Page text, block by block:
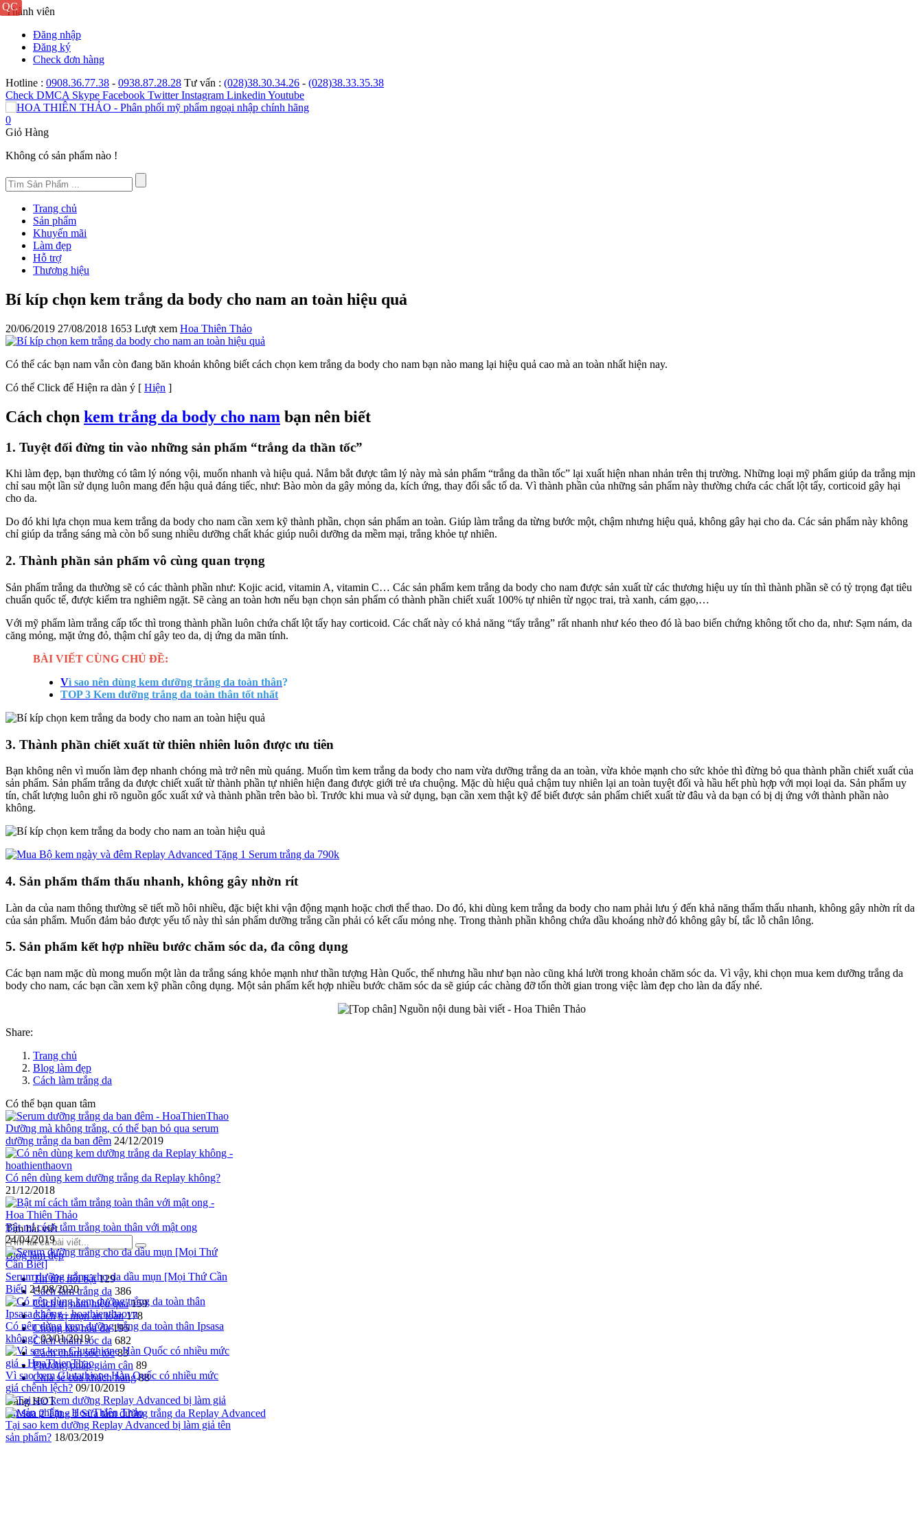
Thành viên
Đăng nhập
Đăng ký
Check đơn hàng
Hotline : 0908.36.77.38 - 0938.87.28.28 Tư vấn : (028)38.30.34.26 - (028)38.33.35.38
Check DMCA Skype Facebook Twitter Instagram Linkedin Youtube
0
Giỏ Hàng
Không có sản phẩm nào !
Trang chủ
Sản phẩm
Khuyến mãi
Làm đẹp
Hỗ trợ
Thương hiệu
Bí kíp chọn kem trắng da body cho nam an toàn hiệu quả
20/06/2019 27/08/2018 1653 Lượt xem Hoa Thiên Thảo
Có thể các bạn nam vẫn còn đang băn khoản không biết cách chọn kem trắng da body cho nam bạn nào mang lại hiệu quả cao mà an toàn nhất hiện nay.
Có thể Click để Hiện ra dàn ý [ Hiện ]
Cách chọn kem trắng da body cho nam bạn nên biết
1. Tuyệt đối đừng tin vào những sản phẩm “trắng da thần tốc”
Khi làm đẹp, bạn thường có tâm lý nóng vội, muốn nhanh và hiệu quả. Nắm bắt được tâm lý này mà sản phẩm “trắng da thần tốc” lại xuất hiện nhan nhản trên thị trường. Những loại mỹ phẩm giúp da trắng mịn
chỉ sau một lần sử dụng luôn mang đến hậu quả đáng tiếc, như: Bào mòn da gây mỏng da, kích ứng, thay đổi sắc tố da. Vì thành phần của những sản phẩm này thường chứa các chất lột tẩy, corticoid gây hại
cho da.
Do đó khi lựa chọn mua kem trắng da body cho nam cần xem kỹ thành phần, chọn sản phẩm an toàn. Giúp làm trắng da từng bước một, chậm nhưng hiệu quả, không gây hại cho da. Các sản phẩm này không
chỉ giúp da trắng sáng mà còn bổ sung nhiều dưỡng chất khác giúp nuôi dưỡng da mềm mại, trắng khỏe tự nhiên.
2. Thành phần sản phẩm vô cùng quan trọng
Sản phẩm trắng da thường sẽ có các thành phần như: Kojic acid, vitamin A, vitamin C… Các sản phẩm kem trắng da body cho nam được sản xuất từ các thương hiệu uy tín thì thành phần sẽ có tỷ trọng đạt tiêu
chuẩn quốc tế, được kiểm tra nghiêm ngặt. Sẽ càng an toàn hơn nếu bạn chọn sản phẩm có thành phần chiết xuất 100% tự nhiên từ ngọc trai, trà xanh, cám gạo,…
Với mỹ phẩm làm trắng cấp tốc thì trong thành phần luôn chứa chất lột tẩy hay corticoid. Các chất này có khả năng “tẩy trắng” rất nhanh như kéo theo đó là bao biến chứng không tốt cho da, như: Sạm nám, da
căng mỏng, mặt ửng đỏ, thậm chí gây teo da, dị ứng da mãn tính.
BÀI VIẾT CÙNG CHỦ ĐỀ:
Vì sao nên dùng kem dưỡng trắng da toàn thân?
TOP 3 Kem dưỡng trắng da toàn thân tốt nhất
3. Thành phần chiết xuất từ thiên nhiên luôn được ưu tiên
Bạn không nên vì muốn làm đẹp nhanh chóng mà trở nên mù quáng. Muốn tìm kem trắng da body cho nam vừa dưỡng trắng da an toàn, vừa khỏe mạnh cho sức khỏe thì đừng bỏ qua thành phần chiết xuất của
sản phẩm. Sản phẩm trắng da được chiết xuất từ thành phần tự nhiên hiện đang được giới trẻ ưa chuộng. Mặc dù hiệu quả chậm tuy nhiên lại an toàn tuyệt đối và hầu hết phù hợp với mọi loại da. Sản phẩm uy
tín, chất lượng luôn ghi rõ nguồn gốc xuất xứ và thành phần trên bào bì. Trước khi mua và sử dụng, bạn cần xem thật kỹ để biết được sản phẩm chiết xuất từ đâu và da bạn có bị dị ứng với thành phần nào
không.
4. Sản phẩm thẩm thấu nhanh, không gây nhờn rít
Làn da của nam thông thường sẽ tiết mồ hôi nhiều, đặc biệt khi vận động mạnh hoặc chơi thể thao. Do đó, khi dùng kem trắng da body cho nam phải lưu ý đến khả năng thẩm thấu nhanh, không gây nhờn rít da
của sản phẩm. Muốn đảm bảo được yếu tố này thì sản phẩm dưỡng trắng cần phải có kết cấu mỏng nhẹ. Trong thành phần không chứa dầu khoáng nhờ đó không gây bí, tắc lỗ chân lông.
5. Sản phẩm kết hợp nhiều bước chăm sóc da, đa công dụng
Các bạn nam mặc dù mong muốn một làn da trắng sáng khỏe mạnh như thần tượng Hàn Quốc, thế nhưng hầu như bạn nào cũng khá lười trong khoản chăm sóc da. Vì vậy, khi chọn mua kem dưỡng trắng da
body cho nam, các bạn cần xem kỹ phần công dụng. Một sản phẩm kết hợp nhiều bước chăm sóc da sẽ giúp các chàng đỡ tốn thời gian trong việc làm đẹp cho làn da đấy nhé.
Share:
Trang chủ
Blog làm đẹp
Cách làm trắng da
Có thể bạn quan tâm
Dưỡng mà không trắng, có thể bạn bỏ qua serum
dưỡng trắng da ban đêm 24/12/2019
Có nên dùng kem dưỡng trắng da Replay không?
21/12/2018
Bật mí cách tắm trắng toàn thân với mật ong
24/04/2019
Serum dưỡng trắng cho da dầu mụn [Mọi Thứ Cần
Biết] 24/08/2020
Có nên dùng kem dưỡng trắng da toàn thân Ipsasa
không? 03/01/2019
Vì sao kem Glutathione Hàn Quốc có nhiều mức
giá chênh lệch? 09/10/2019
Tại sao kem dưỡng Replay Advanced bị làm giả tên
sản phẩm? 18/03/2019
Tìm bài viết
Blog làm đẹp
Tin tức nổi bật 129
Cách làm trắng da 386
Cách trị nám hiệu quả 159
Cách trị mụn an toàn 178
Chống lão hóa da 195
Cách chăm sóc da 682
Cách chăm sóc tóc 83
Phương pháp giảm cân 89
Chia sẻ của khách hàng 88
Đang HOT